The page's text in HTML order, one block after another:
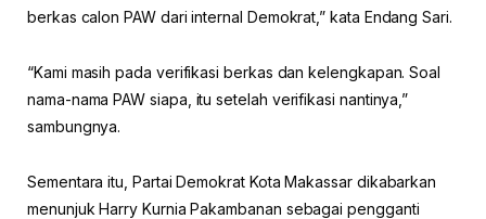
berkas calon PAW dari internal Demokrat,” kata Endang Sari.
“Kami masih pada verifikasi berkas dan kelengkapan. Soal
nama-nama PAW siapa, itu setelah verifikasi nantinya,”
sambungnya.
Sementara itu, Partai Demokrat Kota Makassar dikabarkan
menunjuk Harry Kurnia Pakambanan sebagai pengganti